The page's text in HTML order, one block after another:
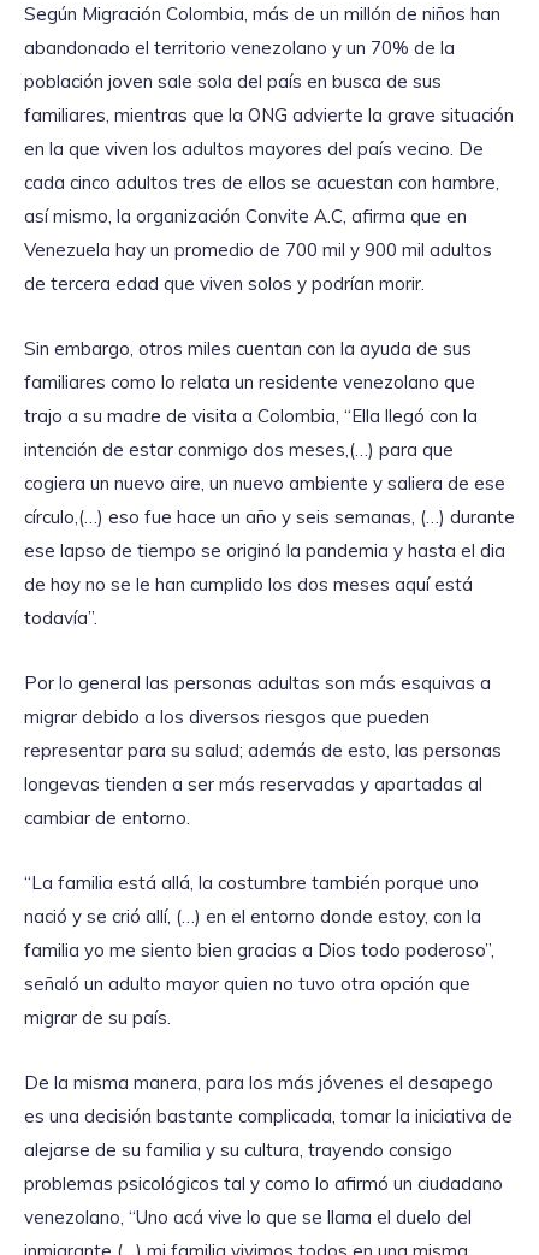
Según Migración Colombia, más de un millón de niños han
abandonado el territorio venezolano y un 70% de la
población joven sale sola del país en busca de sus
familiares, mientras que la ONG advierte la grave situación
en la que viven los adultos mayores del país vecino. De
cada cinco adultos tres de ellos se acuestan con hambre,
así mismo, la organización Convite A.C, afirma que en
Venezuela hay un promedio de 700 mil y 900 mil adultos
de tercera edad que viven solos y podrían morir.
Sin embargo, otros miles cuentan con la ayuda de sus
familiares como lo relata un residente venezolano que
trajo a su madre de visita a Colombia, “Ella llegó con la
intención de estar conmigo dos meses,(…) para que
cogiera un nuevo aire, un nuevo ambiente y saliera de ese
círculo,(…) eso fue hace un año y seis semanas, (…) durante
ese lapso de tiempo se originó la pandemia y hasta el dia
de hoy no se le han cumplido los dos meses aquí está
todavía”.
Por lo general las personas adultas son más esquivas a
migrar debido a los diversos riesgos que pueden
representar para su salud; además de esto, las personas
longevas tienden a ser más reservadas y apartadas al
cambiar de entorno.
“La familia está allá, la costumbre también porque uno
nació y se crió allí, (…) en el entorno donde estoy, con la
familia yo me siento bien gracias a Dios todo poderoso”,
señaló un adulto mayor quien no tuvo otra opción que
migrar de su país.
De la misma manera, para los más jóvenes el desapego
es una decisión bastante complicada, tomar la iniciativa de
alejarse de su familia y su cultura, trayendo consigo
problemas psicológicos tal y como lo afirmó un ciudadano
venezolano, “Uno acá vive lo que se llama el duelo del